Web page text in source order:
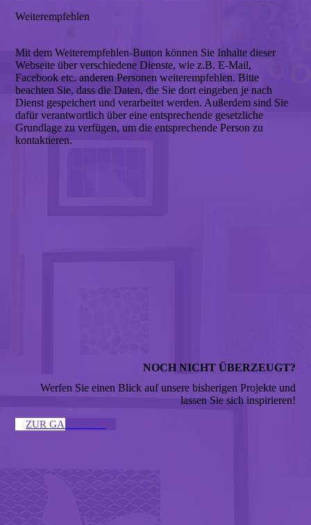
Weiterempfehlen
Mit dem Weiterempfehlen-Button können Sie Inhalte dieser
Webseite über verschiedene Dienste, wie z.B. E-Mail,
Facebook etc. anderen Personen weiterempfehlen. Bitte
beachten Sie, dass die Daten, die Sie dort eingeben je nach
Dienst gespeichert und verarbeitet werden. Außerdem sind Sie
dafür verantwortlich über eine entsprechende gesetzliche
Grundlage zu verfügen, um die entsprechende Person zu
kontaktieren.
NOCH NICHT ÜBERZEUGT?
Werfen Sie einen Blick auf unsere bisherigen Projekte und
lassen Sie sich inspirieren!
ZUR GALERIE ↣